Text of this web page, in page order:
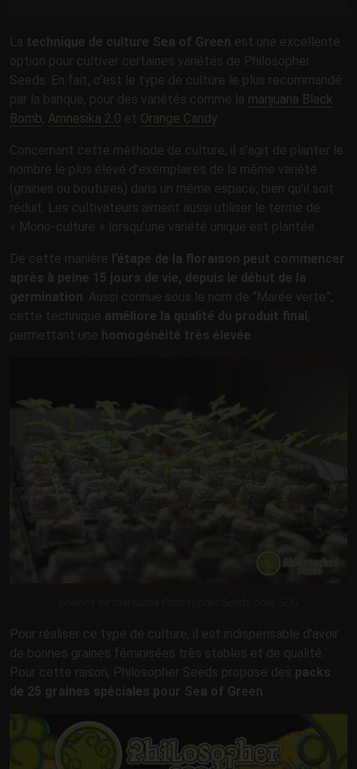
La technique de culture Sea of Green est une excellente
option pour cultiver certaines variétés de Philosopher
Seeds. En fait, c’est le type de culture le plus recommandé
par la banque, pour des variétés comme la marijuana Black
Bomb, Amnesika 2.0 et Orange Candy.
Concernant cette méthode de culture, il s’agit de planter le
nombre le plus élevé d’exemplaires de la même variété
(graines ou boutures) dans un même espace, bien qu’il soit
réduit. Les cultivateurs aiment aussi utiliser le terme de
« Mono-culture » lorsqu’une variété unique est plantée.
De cette manière l’étape de la floraison peut commencer
après à peine 15 jours de vie, depuis le début de la
germination. Aussi connue sous le nom de “Marée verte”,
cette technique améliore la qualité du produit final ,
permettant une homogénéité très élevée.
Pour réaliser ce type de culture, il est indispensable d’avoir
de bonnes graines féminisées très stables et de qualité.
Pour cette raison, Philosopher Seeds propose des packs
de 25 graines spéciales pour Sea of Green